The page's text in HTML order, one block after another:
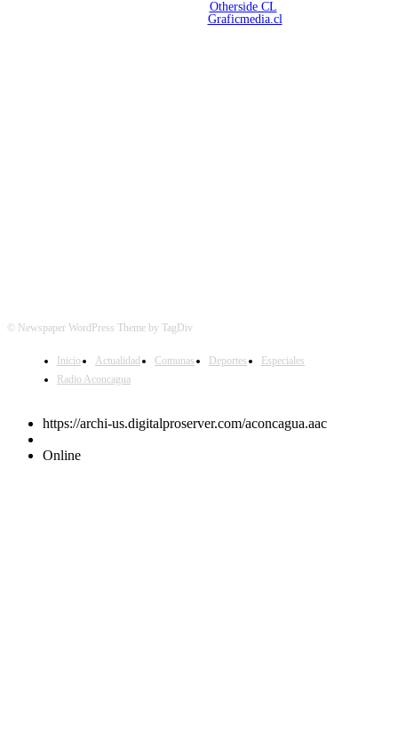
Otherside CL
Graficmedia.cl
© Newspaper WordPress Theme by TagDiv
Inicio Actualidad Comunas Deportes
Especiales
Radio Aconcagua
https://archi-us.digitalproserver.com/aconcagua.aac
Online